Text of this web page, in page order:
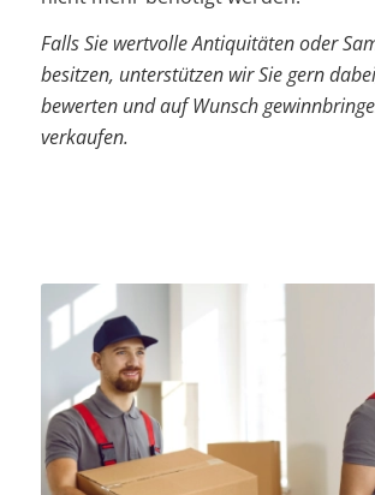
Falls Sie wertvolle Antiquitäten oder
besitzen, unterstützen wir Sie gern
bewerten und auf Wunsch
verkaufen.